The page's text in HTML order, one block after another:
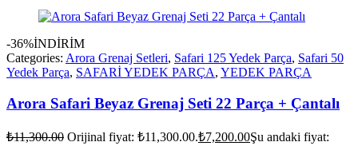
-36%İNDİRİM
Categories: Arora Grenaj Setleri, Safari 125 Yedek Parça, Safari 50
Yedek Parça, SAFARİ YEDEK PARÇA, YEDEK PARÇA
Arora Safari Beyaz Grenaj Seti 22 Parça + Çantalı
₺11,300.00 Orijinal fiyat: ₺11,300.00.₺7,200.00Şu andaki fiyat: